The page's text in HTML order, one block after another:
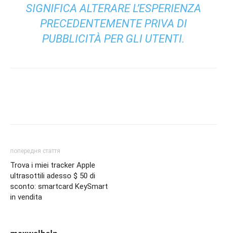
SIGNIFICA ALTERARE L’ESPERIENZA
PRECEDENTEMENTE PRIVA DI
PUBBLICITÀ PER GLI UTENTI.
попередня стаття
Trova i miei tracker Apple
ultrasottili adesso $ 50 di
sconto: smartcard KeySmart
in vendita